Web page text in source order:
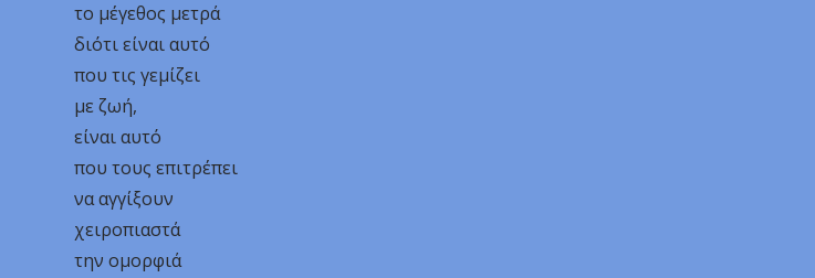
το μέγεθος μετρά
διότι είναι αυτό
που τις γεμίζει
με ζωή,
είναι αυτό
που τους επιτρέπει
να αγγίξουν
χειροπιαστά
την ομορφιά